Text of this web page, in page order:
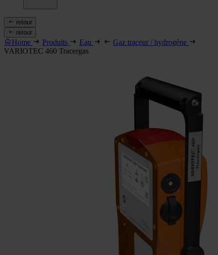
retour
retour
Home Produits Eau
Gaz traceur / hydrogène
VARIOTEC 460 Tracergas